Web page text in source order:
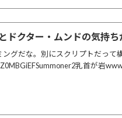
ドクター・ムンドの気持
グだな。別にスクリプトだって
乳首が岩